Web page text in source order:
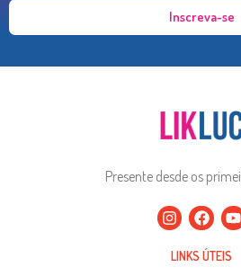
Inscreva-se
Presente desde os
LINKS ÚTEIS